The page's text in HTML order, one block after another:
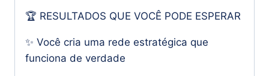
🏆 RESULTADOS QUE VOCÊ PODE ESPERAR
✨ Você cria uma rede estratégica que
funciona de verdade